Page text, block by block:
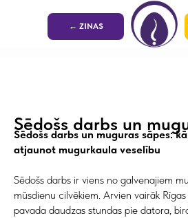
← ZINAS
Sēdošs darbs un
Sēdošs darbs un muguras sāpes:
atjaunot mugurkaula veselību
Sēdošs darbs ir viens no galvenajiem
mūsdienu cilvēkiem. Arvien vairāk
pavada daudzas stundas pie datora,